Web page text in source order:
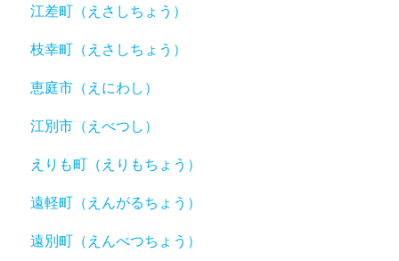
江差町（えさしちょう）
枝幸町（えさしちょう）
恵庭市（えにわし）
江別市（えべつし）
えりも町（えりもちょう）
遠軽町（えんがるちょう）
遠別町（えんべつちょう）